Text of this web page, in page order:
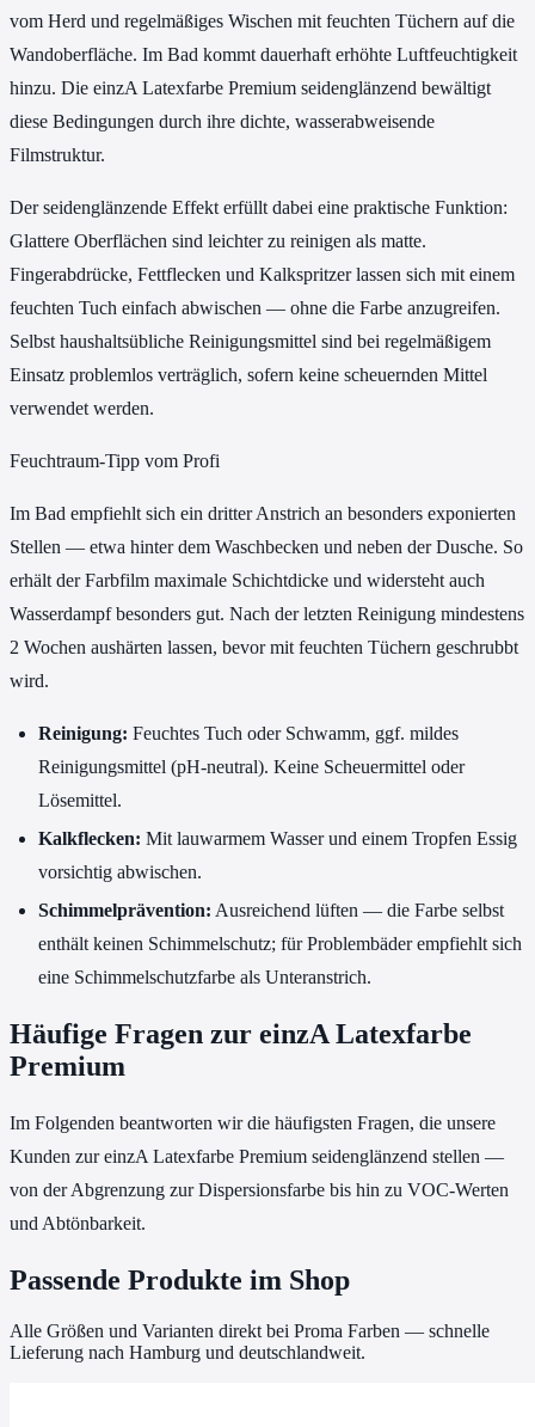
vom Herd und regelmäßiges Wischen mit feuchten Tüchern auf die
Wandoberfläche. Im Bad kommt dauerhaft erhöhte Luftfeuchtigkeit
hinzu. Die einzA Latexfarbe Premium seidenglänzend bewältigt
diese Bedingungen durch ihre dichte, wasserabweisende
Filmstruktur.
Der seidenglänzende Effekt erfüllt dabei eine praktische Funktion:
Glattere Oberflächen sind leichter zu reinigen als matte.
Fingerabdrücke, Fettflecken und Kalkspritzer lassen sich mit einem
feuchten Tuch einfach abwischen — ohne die Farbe anzugreifen.
Selbst haushaltsübliche Reinigungsmittel sind bei regelmäßigem
Einsatz problemlos verträglich, sofern keine scheuernden Mittel
verwendet werden.
Feuchtraum-Tipp vom Profi
Im Bad empfiehlt sich ein dritter Anstrich an besonders exponierten
Stellen — etwa hinter dem Waschbecken und neben der Dusche. So
erhält der Farbfilm maximale Schichtdicke und widersteht auch
Wasserdampf besonders gut. Nach der letzten Reinigung mindestens
2 Wochen aushärten lassen, bevor mit feuchten Tüchern geschrubbt
wird.
Reinigung: Feuchtes Tuch oder Schwamm, ggf. mildes
Reinigungsmittel (pH-neutral). Keine Scheuermittel oder
Lösemittel.
Kalkflecken: Mit lauwarmem Wasser und einem Tropfen Essig
vorsichtig abwischen.
Schimmelprävention: Ausreichend lüften — die Farbe selbst
enthält keinen Schimmelschutz; für Problembäder empfiehlt sich
eine Schimmelschutzfarbe als Unteranstrich.
Häufige Fragen zur einzA Latexfarbe
Premium
Im Folgenden beantworten wir die häufigsten Fragen, die unsere
Kunden zur einzA Latexfarbe Premium seidenglänzend stellen —
von der Abgrenzung zur Dispersionsfarbe bis hin zu VOC-Werten
und Abtönbarkeit.
Passende Produkte im Shop
Alle Größen und Varianten direkt bei Proma Farben — schnelle
Lieferung nach Hamburg und deutschlandweit.